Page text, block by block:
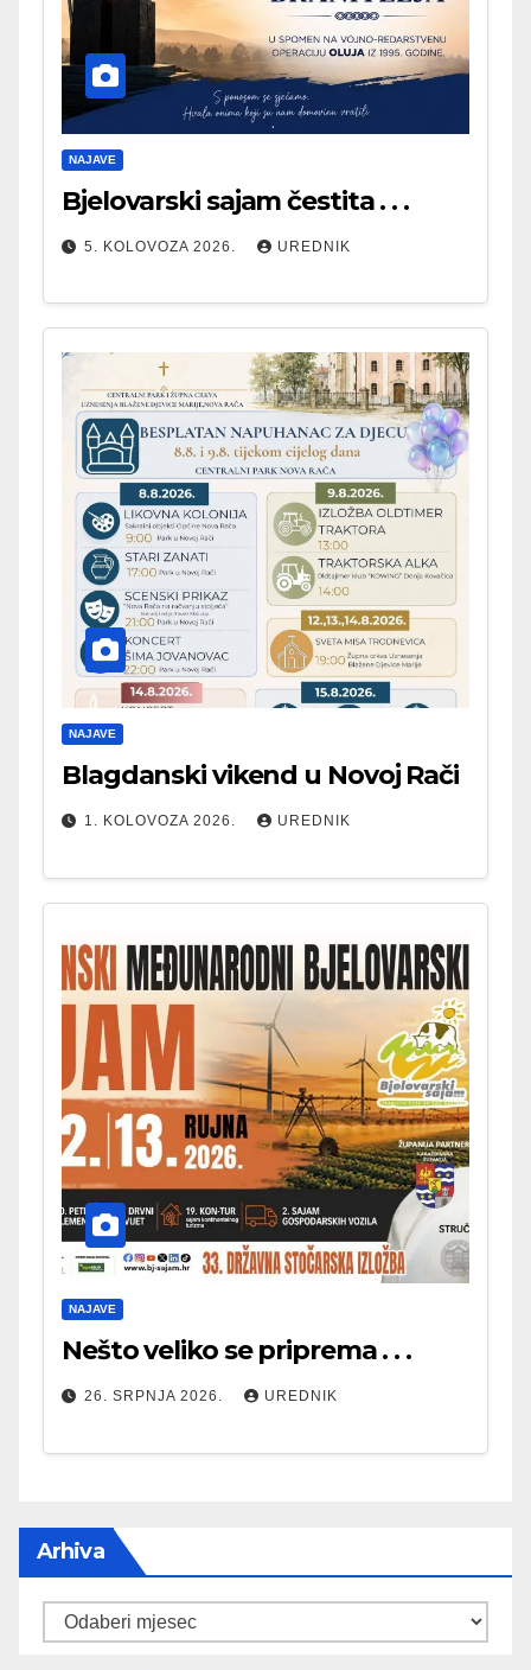
NAJAVE
Bjelovarski sajam čestita . . .
5. KOLOVOZA 2026. UREDNIK
NAJAVE
Blagdanski vikend u Novoj Rači
1. KOLOVOZA 2026. UREDNIK
NAJAVE
Nešto veliko se priprema . . .
26. SRPNJA 2026. UREDNIK
Arhiva
Arhiva